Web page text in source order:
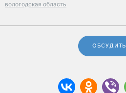
вологодская область
ОБСУДИТЬ